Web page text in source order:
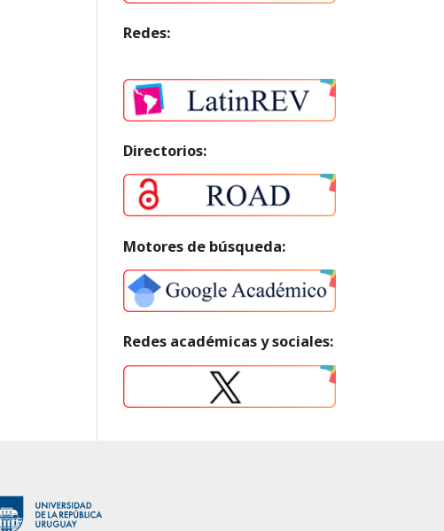
Redes:
Directorios:
Motores de búsqueda:
Redes académicas y sociales: